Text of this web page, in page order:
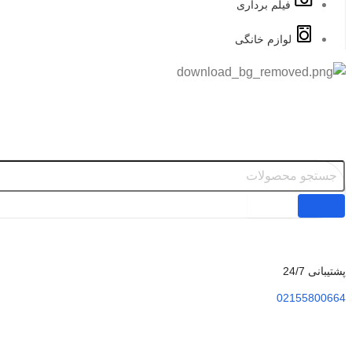
فیلم برداری
لوازم خانگی
پشتیبانی 24/7
02155800664